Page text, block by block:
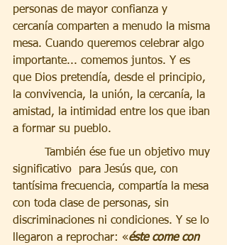
personas de mayor confianza y
cercanía comparten a menudo la misma
mesa. Cuando queremos celebrar algo
importante... comemos juntos. Y es
que Dios pretendía, desde el principio,
la convivencia, la unión, la cercanía, la
amistad, la intimidad entre los que iban
a formar su pueblo.
significativo  para Jesús que, con
tantísima frecuencia, compartía la mesa
con toda clase de personas, sin
discriminaciones ni condiciones. Y se lo
llegaron a reprochar: «éste come con